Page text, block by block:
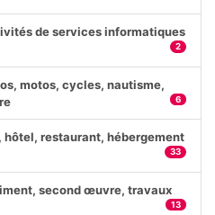
de services informatiques
2
motos, cycles, nautisme,
6
hôtel, restaurant, hébergement
33
second œuvre, travaux
13